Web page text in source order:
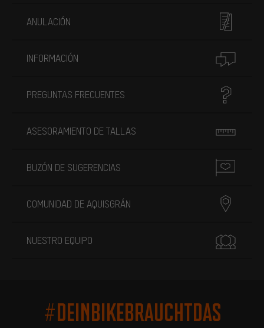
ANULACIÓN
INFORMACIÓN
PREGUNTAS FRECUENTES
ASESORAMIENTO DE TALLAS
BUZÓN DE SUGERENCIAS
COMUNIDAD DE AQUISGRÁN
NUESTRO EQUIPO
#DEINBIKEBRAUCHTDAS